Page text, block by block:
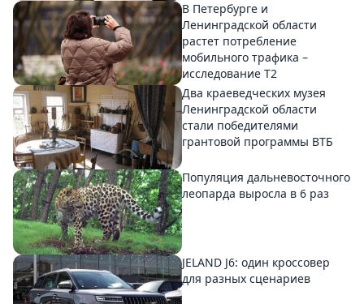
В Петербурге и
Ленинградской области
растет потребление
мобильного трафика –
исследование T2
Два краеведческих музея
Ленинградской области
стали победителями
грантовой программы ВТБ
Популяция дальневосточного
леопарда выросла в 6 раз
JELAND J6: один кроссовер
для разных сценариев